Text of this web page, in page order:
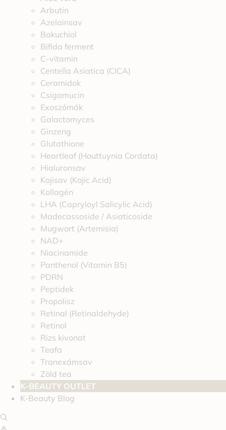
Arbutin
Azelainsav
Bakuchiol
Bifida ferment
C-vitamin
Centella Asiatica (CICA)
Ceramidok
Csigamucin
Exoszómák
Galactomyces
Ginzeng
Glutathione
Heartleaf (Houttuynia Cordata)
Hialuronsav
Kojisav (Kojic Acid)
Kollagén
LHA (Capryloyl Salicylic Acid)
Madecassoside / Asiaticoside
Mugwort (Artemisia)
NAD+
Niacinamide
Panthenol (Vitamin B5)
PDRN
Peptidek
Propolisz
Retinal (Retinaldehyde)
Retinol
Rizs kivonat
Teafa
Tranexámsav
Zöld tea
K-BEAUTY OUTLET
K-Beauty Blog